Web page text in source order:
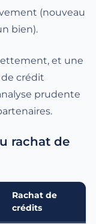
(nouveau
bien).
et une
de crédit
prudente
rachat de
Rachat de
crédits